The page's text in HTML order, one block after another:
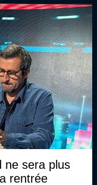
ne sera plus
rentrée